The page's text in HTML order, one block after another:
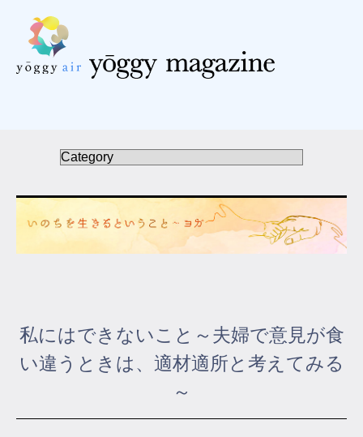
インストラクター一覧
FAQ / お問い合わせ
yoggy mommy
私にはできないこと～夫婦で意見が食
い違うときは、適材適所と考えてみる
～